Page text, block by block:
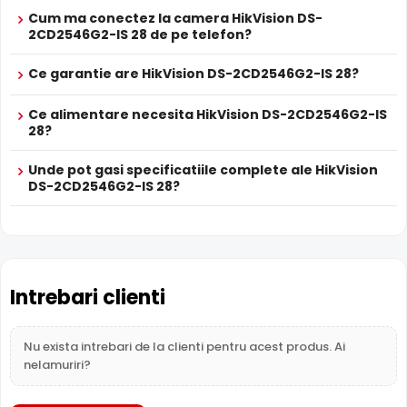
telefonul mobil.
HikVision DS-2CD2546G2-IS 28 suporta alimentare
over Ethernet (PoE)
POE
Se poate alimenta printr-un singur cablu UTP/FTP din
NVR sau Switch POE
PROSPECT PRODUCATOR
Prospect
tehnic
HikVision DS-2CD2546G2-IS 28
* Specificatiile tehnice ale produsului HikVision DS-2CD2546G2-IS 28 au
Cum ma conectez la camera HikVision DS-
2CD2546G2-IS 28 de pe telefon?
Ce garantie are HikVision DS-2CD2546G2-IS 28?
Ce alimentare necesita HikVision DS-2CD2546G2-IS
28?
Unde pot gasi specificatiile complete ale HikVision
DS-2CD2546G2-IS 28?
Intrebari clienti
Nu exista intrebari de la clienti pentru acest produs. Ai
nelamuriri?